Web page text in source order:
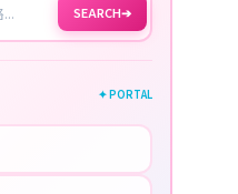
SEARCH➔
✦ PORTAL